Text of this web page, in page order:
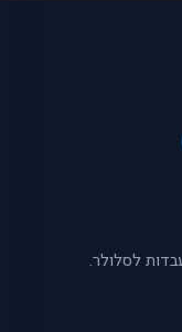
לסלולר.